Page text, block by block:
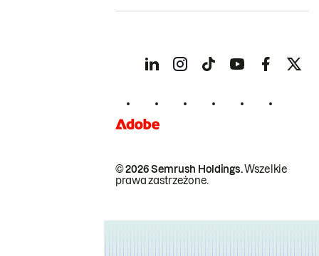
© 2026 Semrush Holdings.Wszelkie
prawa zastrzeżone.